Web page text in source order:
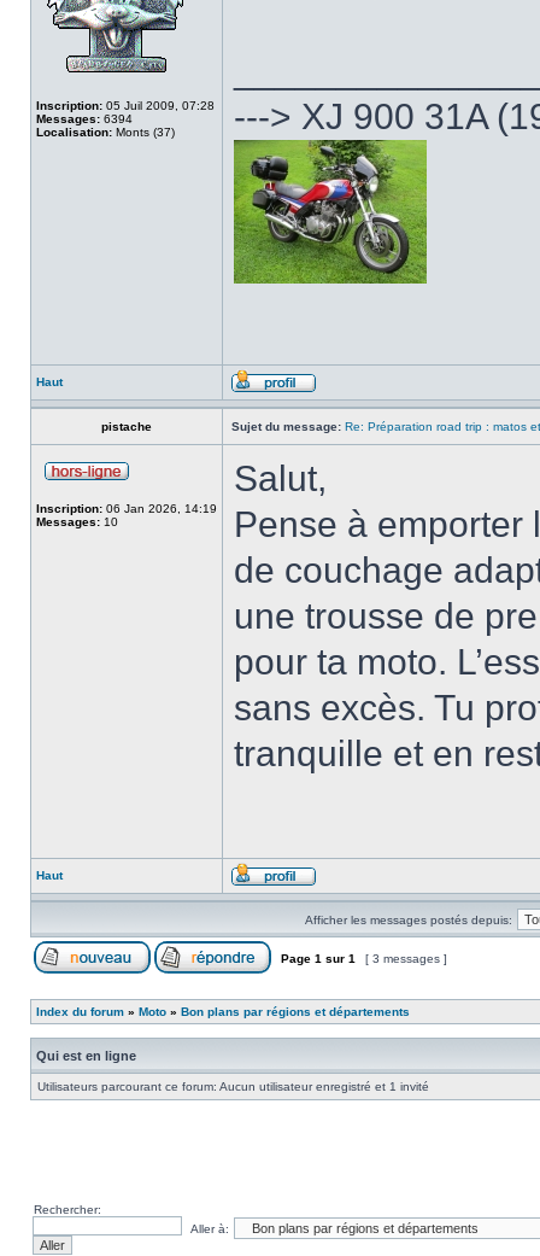
Inscription: 05 Juil 2009, 07:28
Messages: 6394
Localisation: Monts (37)
---> XJ 900 31A
Haut
pistache Sujet du message: Re: Préparation road trip : matos
Inscription: 06 Jan 2026, 14:19
Messages: 10
Salut,
Pense à emporter
de couchage
une trousse de
pour ta moto.
sans excès. Tu
tranquille et en
Haut
Afficher les messages postés depuis:
Page 1 sur 1 [ 3 messages ]
Index du forum » Moto » Bon plans par régions et départements
Qui est en ligne
Utilisateurs parcourant ce forum: Aucun utilisateur enregistré et 1 invité
Rechercher:
Aller à: